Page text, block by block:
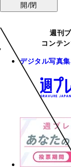
開/閉
週刊
コンテ
デジタル写真